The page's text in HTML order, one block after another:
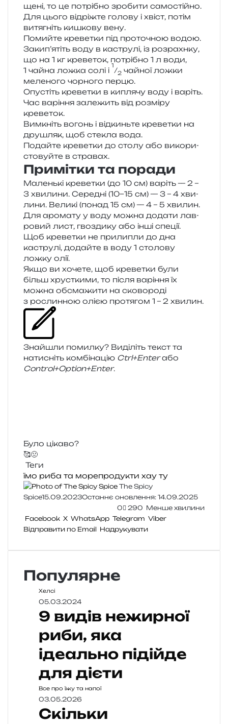
ще­ні, то це потрі­бно зро­би­ти само­стій­но.
Для цього від­ріж­те голо­ву і хвіст, потім
витя­гніть кишко­ву вену.
Помийте кре­ве­тки під про­то­чною водою.
Закип’ятіть воду в кастру­лі, із роз­ра­хн­ку,
що на 1 кг кре­ве­ток, потрі­бно 1 л води,
1 чайна ложка солі і
1
⁄2 чай­ної ложки
меле­но­го чор­но­го перцю.
Опустіть кре­ве­тки в кипля­чу воду і варіть.
Час варі­н­ня зале­жить від роз­мі­ру
креветок.
Вимкніть вогонь і від­кинь­те кре­ве­тки на
дру­шляк, щоб сте­кла вода.
Подайте кре­ве­тки до столу або вико­ри­
сто­вуй­те в стравах.
Примітки та поради
Маленькі кре­ве­тки (до 10 см) варіть — 2 –
3 хви­ли­ни. Середні (10−15 см) — 3 – 4 хви­
ли­ни. Великі (понад 15 см) — 4 – 5 хвилин.
Для аро­ма­ту у воду можна дода­ти лав­
ро­вий лист, гво­зди­ку або інші спеції.
Щоб кре­ве­тки не при­ли­пли до дна
кастру­лі, додай­те в воду 1 сто­ло­ву
ложку олії.
Якщо ви хоче­те, щоб кре­ве­тки були
більш хрус­тки­ми, то після варі­н­ня їх
можна обсма­жи­ти на ско­во­ро­ді
з рослин­ною олією про­тя­гом 1 – 2 хвилин.
Знайшли помил­ку? Виділіть текст та
нати­сніть ком­бі­на­цію Ctrl+Enterабо
Control+Option+Enter.
Було цікаво?
🥰🤢
Теги
їмо риба та морепродукти хау ту
The Spicy
Spice15.09.2023Останнє оновлення: 14.09.2025
0
290 Менше хвилини
Facebook X WhatsApp Telegram Viber
Відправити по Email Надрукувати
Популярне
Хелсі
05.03.2024
9 видів нежирної
риби, яка
ідеально підійде
для дієти
Все про їжу та напої
03.05.2026
Скільки